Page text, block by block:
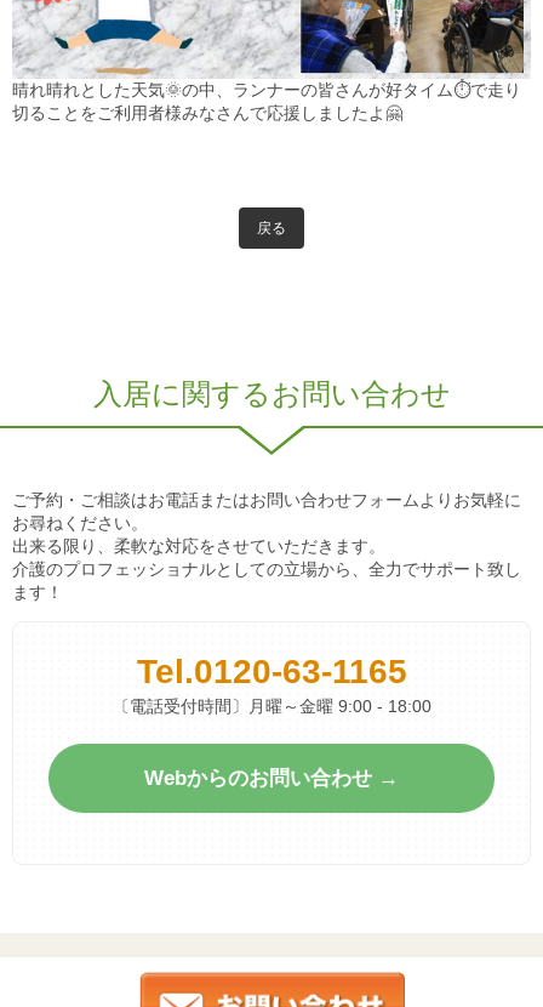
晴れ晴れとした天気🌞の中、ランナーの皆さんが好タイム⏱で走り
切ることをご利用者様みなさんで応援しましたよ🤗
戻る
入居に関するお問い合わせ
ご予約・ご相談はお電話またはお問い合わせフォームよりお気軽に
お尋ねください。
出来る限り、柔軟な対応をさせていただきます。
介護のプロフェッショナルとしての立場から、全力でサポート致し
ます！
Tel.0120-63-1165
〔電話受付時間〕月曜～金曜 9:00 - 18:00
Webからのお問い合わせ →